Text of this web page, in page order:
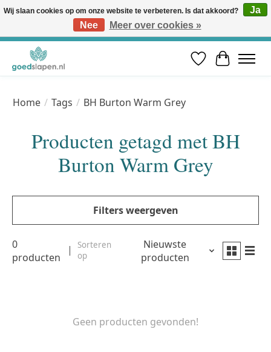
Vóór 12u besteld, volgende werkdag in huis* | Gratis verzending vanaf €50 | Professioneel slaapadvies
Verlanglijst
Home / Tags / BH Burton Warm Grey
Producten getagd met BH
Burton Warm Grey
Filters weergeven
0
producten
Sorteren
op
Nieuwste
producten
Geen producten gevonden!
Wij slaan cookies op om onze website te verbeteren. Is dat akkoord?
Ja
Nee
Meer over cookies »